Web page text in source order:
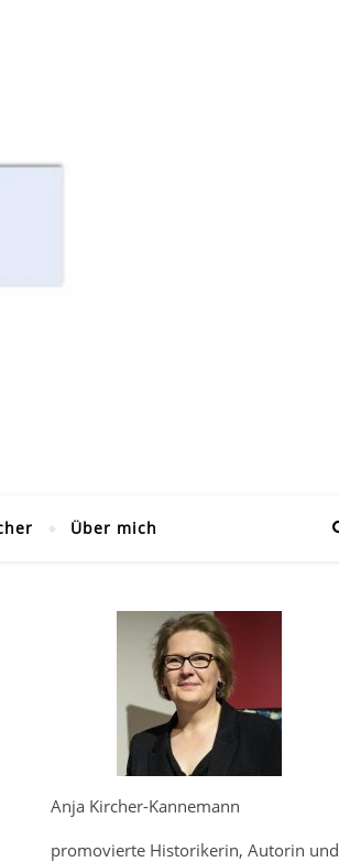
Über mich
Anja Kircher-Kannemann
promovierte Historikerin, Autorin und